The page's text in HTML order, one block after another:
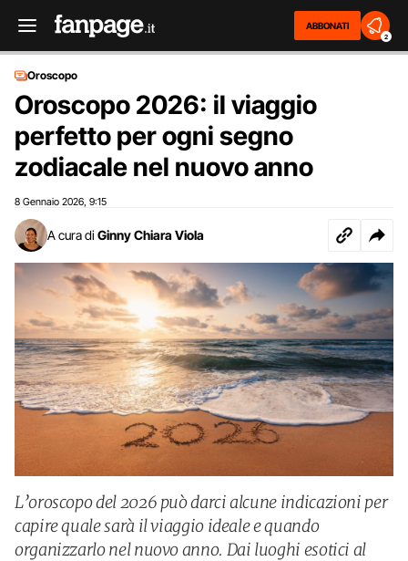
ABBONATI
2
Oroscopo
Oroscopo 2026: il viaggio
perfetto per ogni segno
zodiacale nel nuovo anno
8 Gennaio 2026 9:15
A cura di Ginny Chiara Viola
L’oroscopo del 2026 può darci alcune indicazioni per
capire quale sarà il viaggio ideale e quando
organizzarlo nel nuovo anno. Dai luoghi esotici al